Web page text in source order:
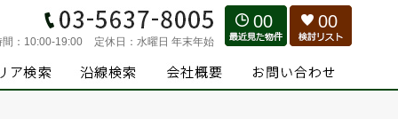
： 10:00-19:00 定休日： 水曜日 年末年始
00 00